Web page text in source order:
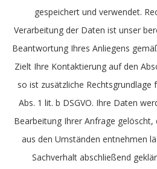
gespeichert und verwendet.
Verarbeitung der Daten ist unser
Beantwortung Ihres Anliegens
Zielt Ihre Kontaktierung auf den
so ist zusätzliche Rechtsgrundlage
Abs. 1 lit. b DSGVO. Ihre Daten
Bearbeitung Ihrer Anfrage gelöscht,
aus den Umständen entnehmen
Sachverhalt abschließend